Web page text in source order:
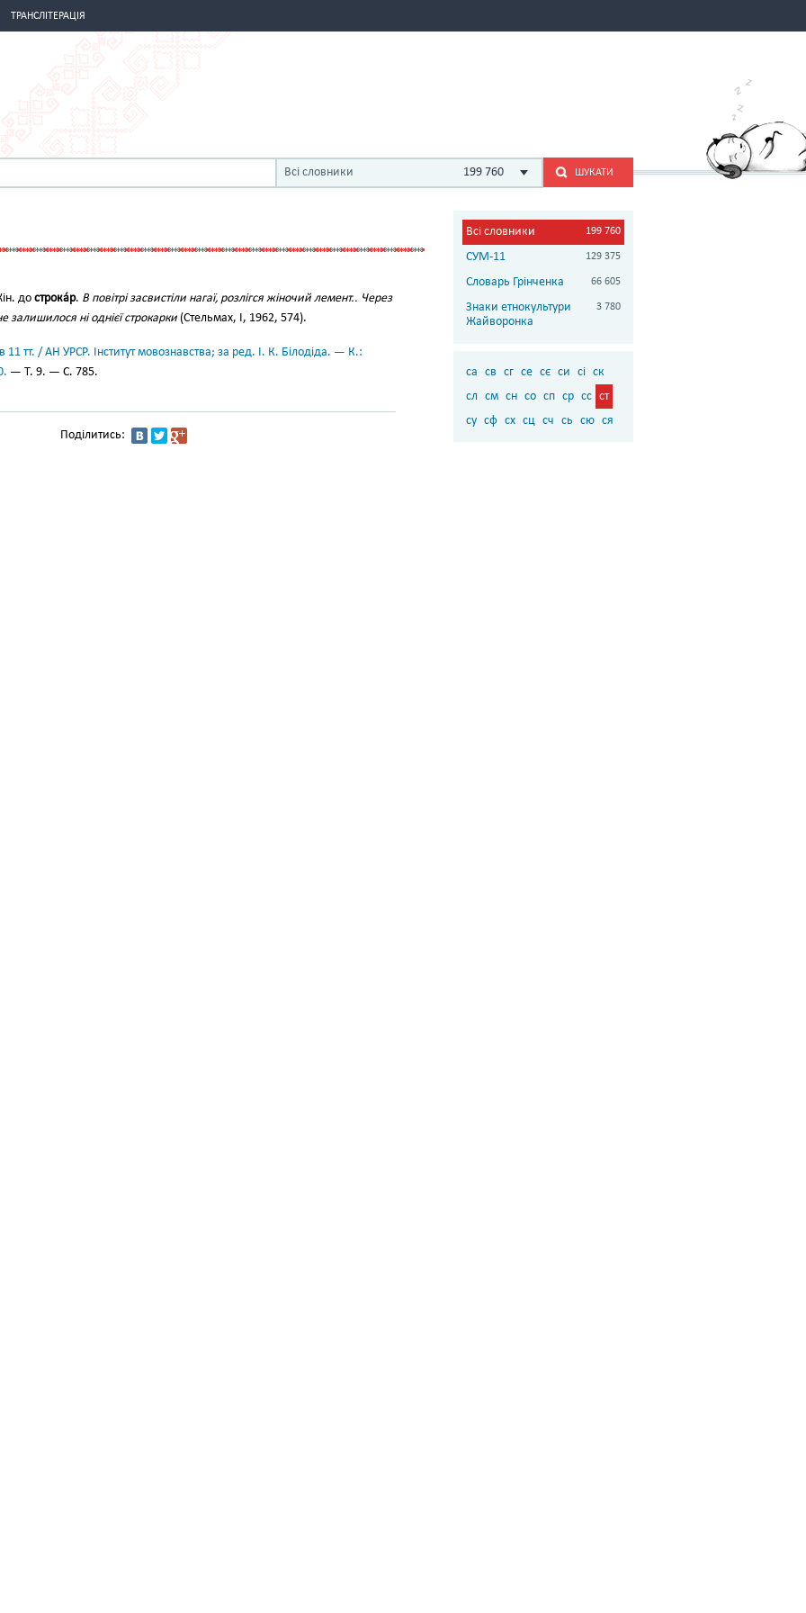
ТРАНСЛІТЕРАЦІЯ
Всі словники 199 760 ШУКАТИ
дострока́р. В повітрі засвистіли нагаї, розлігся жіночий лемент.. Через
залишилося ні однієї строкарки (Стельмах, І, 1962, 574).
11 тт. / АН УРСР. Інститут мовознавства; за ред. І. К. Білодіда. — К.:
— Т. 9. — С. 785.
Поділитись:
Всі словники 199 760
СУМ-11 129 375
Словарь Грінченка 66 605
Знаки етнокультури
Жайворонка
3 780
са св сг се сє си сі ск
сл см сн со сп ср сс ст
су сф сх сц сч сь сю ся